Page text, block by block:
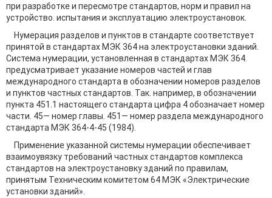
при разработке и пересмотре стандартов, норм и правил на
устройство. испытания и эксплуатацию электроустановок.
Нумерация разделов и пунктов в стандарте соответствует
принятой в стандартах МЭК 364 на электроустановки зданий.
Система нумерации, установленная в стандартах МЭК 364.
предусматривает указание номеров частей и глав
международного стандарта в обозначении номеров разделов
и пунктов частных стандартов. Так. например, в обозначении
пункта 451.1 настоящего стандарта цифра 4 обозначает номер
части. 45— номер главы. 451— номер раздела международного
стандарта МЭК 364-4-45 (1984).
Применение указанной системы нумерации обеспечивает
взаимоувязку требований частных стандартов комплекса
стандартов на электроустановку зданий по правилам,
принятым Техническим комитетом 64 МЭК «Электрические
установки зданий».